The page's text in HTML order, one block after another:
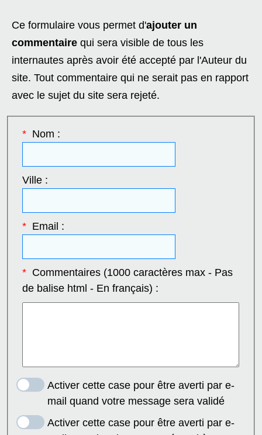
Ce formulaire vous permet d'ajouter un
commentaire qui sera visible de tous les
internautes après avoir été accepté par l'Auteur du
site. Tout commentaire qui ne serait pas en rapport
avec le sujet du site sera rejeté.
*Nom :
Ville :
*Email :
*Commentaires (1000 caractères max - Pas
de balise html - En français) :
Activer cette case pour être averti par e-
mail quand votre message sera validé
Activer cette case pour être averti par e-